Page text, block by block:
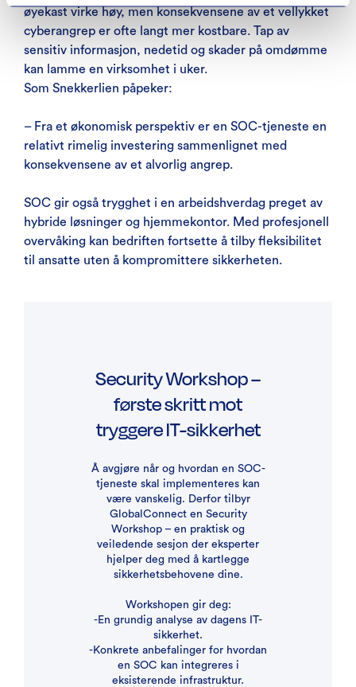
øyekast virke høy, men konsekvensene av et vellykket
cyberangrep er ofte langt mer kostbare. Tap av
sensitiv informasjon, nedetid og skader på omdømme
kan lamme en virksomhet i uker.
Som Snekkerlien påpeker:
– Fra et økonomisk perspektiv er en SOC-tjeneste en
relativt rimelig investering sammenlignet med
konsekvensene av et alvorlig angrep.
SOC gir også trygghet i en arbeidshverdag preget av
hybride løsninger og hjemmekontor. Med profesjonell
overvåking kan bedriften fortsette å tilby fleksibilitet
til ansatte uten å kompromittere sikkerheten.
Security Workshop –
første skritt mot
tryggere IT-sikkerhet
Å avgjøre når og hvordan en SOC-
tjeneste skal implementeres kan
være vanskelig. Derfor tilbyr
GlobalConnect en Security
Workshop – en praktisk og
veiledende sesjon der eksperter
hjelper deg med å kartlegge
sikkerhetsbehovene dine.
Workshopen gir deg:
-En grundig analyse av dagens IT-
sikkerhet.
-Konkrete anbefalinger for hvordan
en SOC kan integreres i
eksisterende infrastruktur.